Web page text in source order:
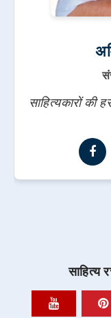
साहित्यकारों की
साहित्य